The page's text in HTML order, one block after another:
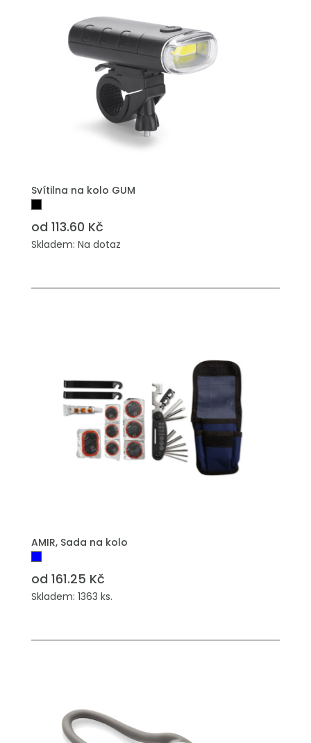
Svítilna na kolo GUM
od 113.60 Kč
Skladem: Na dotaz
AMIR, Sada na kolo
od 161.25 Kč
Skladem: 1363 ks.